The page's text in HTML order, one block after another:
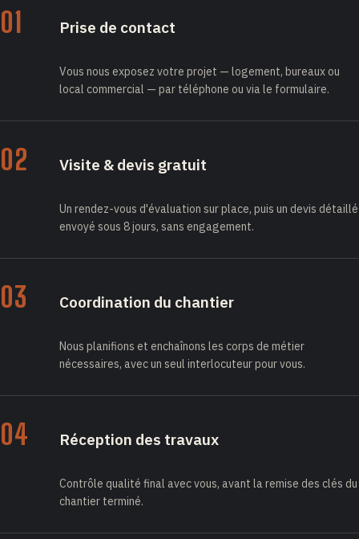
01 Prise de contact
Vous nous exposez votre projet — logement, bureaux ou
local commercial — par téléphone ou via le formulaire.
02 Visite & devis gratuit
Un rendez-vous d'évaluation sur place, puis un devis détaillé
envoyé sous 8 jours, sans engagement.
03 Coordination du chantier
Nous planifions et enchaînons les corps de métier
nécessaires, avec un seul interlocuteur pour vous.
04 Réception des travaux
Contrôle qualité final avec vous, avant la remise des clés du
chantier terminé.